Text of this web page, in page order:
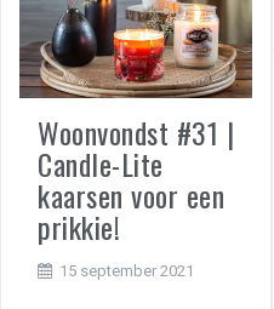
Woonvondst #31 |
Candle-Lite
kaarsen voor een
prikkie!
15 september 2021